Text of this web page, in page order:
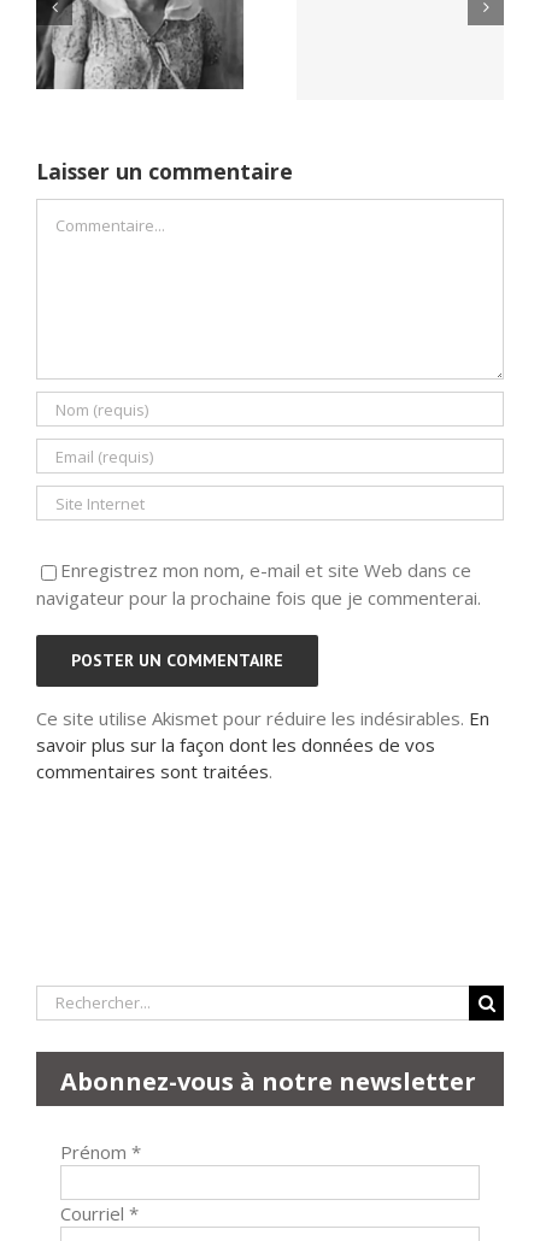
Netflix Field of
Dreams (1989)
Yaïr Golan : une
Laisser un commentaire
Enregistrez mon nom, e-mail et site Web dans ce
navigateur pour la prochaine fois que je commenterai.
Ce site utilise Akismet pour réduire les indésirables. En
savoir plus sur la façon dont les données de vos
commentaires sont traitées.
Rechercher:
Abonnez-vous à notre newsletter
Prénom *
Courriel *